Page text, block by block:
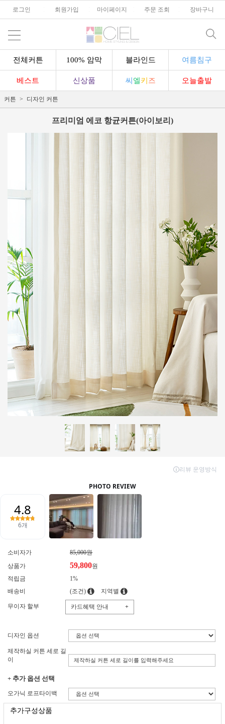
로그인 회원가입 마이페이지 주문 조회 장바구니
전체커튼 100% 암막 블라인드 여름침구
베스트 신상품 씨 엘키 즈 오늘출발
커튼 디자인 커튼
프리미엄 에코 항균커튼(아이보리)
소비자가
85,000원
상품가
59,800원
적립금
1%
배송비
(조건) 지역별
무이자 할부 카드혜택 안내 +
디자인 옵션
제작하실 커튼 세로 길
이
+ 추가 옵션 선택
오가닉 로프타이백
추가구성상품